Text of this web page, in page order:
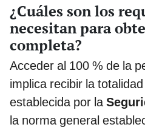
¿Cuáles son los
necesitan para
completa?
Acceder al 100 % de la
implica recibir la
establecida por la
la norma general